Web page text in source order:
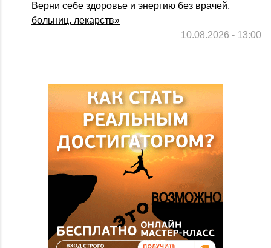
Верни себе здоровье и энергию без врачей,
больниц, лекарств»
10.08.2026 - 13:00